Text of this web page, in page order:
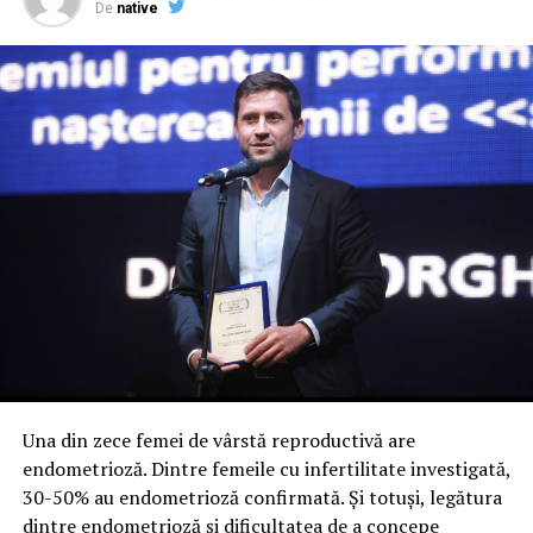
verifici condițiile de circulație.
Transalpina – șoseaua aflată la cea mai mare
altitudine din România
Transalpina este un alt traseu care nu ar trebui să
lipsească de pe lista pasionaților de condus. Traversează
Munții Parâng și oferă panorame impresionante pe
aproape tot parcursul.
Drumul este apreciat atât de motocicliști, cât și de
șoferii care caută experiențe memorabile și peisaje
Valea Prahovei – un traseu clasic, dar mereu
spectaculos
Drumul dintre București și Brașov este unul dintre cele
mai circulate din țară, dar și unul dintre cele mai
De native
Una din zece femei de vârstă reproductivă are
endometrioză. Dintre femeile cu infertilitate investigată,
30-50% au endometrioză confirmată. Și totuși, legătura
dintre endometrioză și dificultatea de a concepe